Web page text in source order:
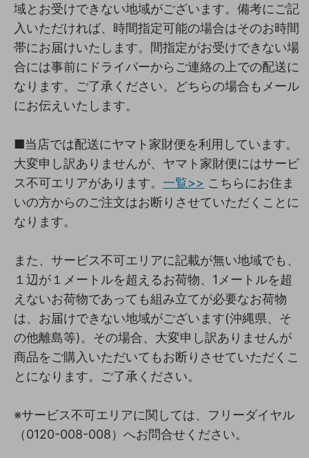
域とお受けできない地域がございます。備考にご記
入いただければ、時間指定可能の場合はそのお時間
帯にお届けいたします。間指定がお受けできない場
合には事前にドライバーからご連絡の上での配送に
なります。ご了承ください。どちらの場合もメール
にお伝えいたします。
■当店では配送にヤマト家財便を利用しています。
大変申し訳ありませんが、ヤマト家財便にはサービ
ス不可エリアがあります。 一覧>> こちらにお住ま
いの方からのご注文はお断りさせていただくことに
なります。
また、サービス不可エリアに記載が無い地域でも、
１辺が１メートルを超えるお荷物、1メートルを超
えないお荷物であっても組み立てが必要なお荷物
は、お届けできない地域がございます(沖縄県、そ
の他離島等)。その場合、大変申し訳ありませんが
商品をご購入いただいてもお断りさせていただくこ
とになります。ご了承ください。
※サービス不可エリアに関しては、フリーダイヤル
（0120-008-008）へお問合せください。